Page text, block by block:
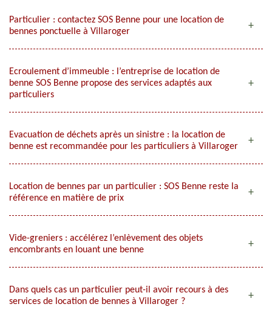
Particulier : contactez SOS Benne pour une location de
bennes ponctuelle à Villaroger
Ecroulement d’immeuble : l’entreprise de location de
benne SOS Benne propose des services adaptés aux
particuliers
Evacuation de déchets après un sinistre : la location de
benne est recommandée pour les particuliers à Villaroger
Location de bennes par un particulier : SOS Benne reste la
référence en matière de prix
Vide-greniers : accélérez l’enlèvement des objets
encombrants en louant une benne
Dans quels cas un particulier peut-il avoir recours à des
services de location de bennes à Villaroger ?